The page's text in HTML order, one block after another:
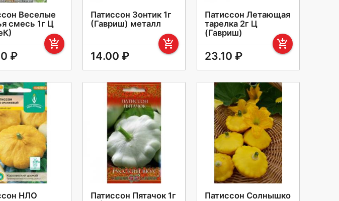
Веселые
смесь 1г Ц
add_shopping_cart
₽
Патиссон Зонтик 1г
(Гавриш) металл
add_shopping_cart
14.00 ₽
Патиссон Летающая
тарелка 2г Ц
(Гавриш)
add_shopping_cart
23.10 ₽
НЛО
Патиссон Пятачок 1г
Патиссон Солнышко